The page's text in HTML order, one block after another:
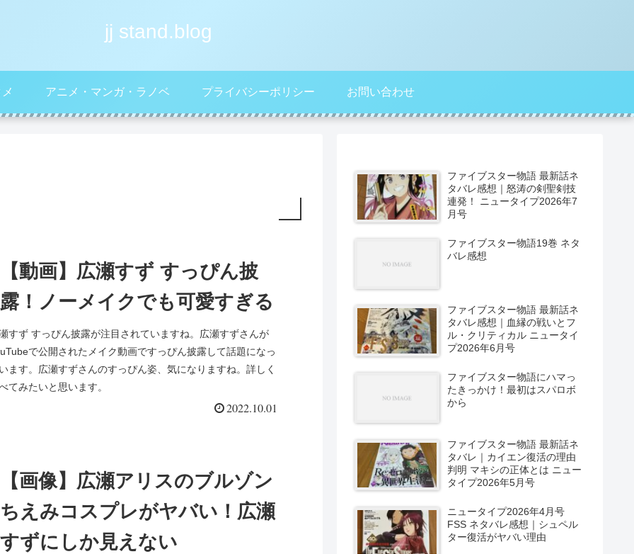
jj stand.blog
アニメ・マンガ・ラノベ プライバシーポリシー お問い合わせ
【動画】広瀬すず すっぴん披
露！ノーメイクでも可愛すぎる
すず すっぴん披露が注目されていますね。広瀬すずさんが
で公開されたメイク動画ですっぴん披露して話題になっ
ます。広瀬すずさんのすっぴん姿、気になりますね。詳しく
てみたいと思います。
2022.10.01
【画像】広瀬アリスのブルゾン
ちえみコスプレがヤバい！広瀬
すずにしか見えない
ファイブスター物語 最新話ネ
タバレ感想｜怒涛の剣聖剣技
連発！ ニュータイプ2026年7
月号
ファイブスター物語19巻 ネタ
バレ感想
ファイブスター物語 最新話ネ
タバレ感想｜血縁の戦いとフ
ル・クリティカル ニュータイ
プ2026年6月号
ファイブスター物語にハマっ
たきっかけ！最初はスパロボ
から
ファイブスター物語 最新話ネ
タバレ｜カイエン復活の理由
判明 マキシの正体とは ニュー
タイプ2026年5月号
ニュータイプ2026年4月号
FSS ネタバレ感想｜シュペル
ター復活がヤバい理由